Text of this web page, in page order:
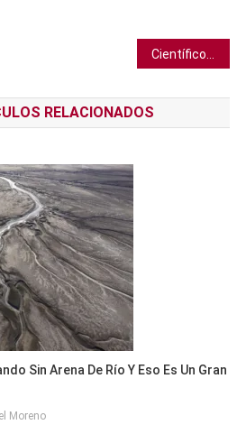
Científicos descubren 1.700 diminutas moléculas similares a proteínas ocultas en el genoma humano
RELACIONADOS
Sin Arena De Río Y Eso Es Un Gran
Moreno